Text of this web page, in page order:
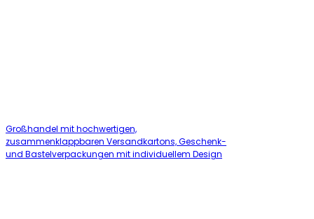
Großhandel mit hochwertigen,
zusammenklappbaren Versandkartons, Geschenk-
und Bastelverpackungen mit individuellem Design